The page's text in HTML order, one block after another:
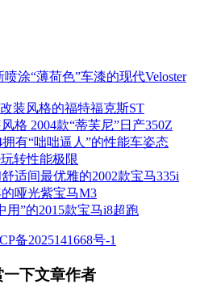
涂“薄荷色”车漆的现代Veloster
装风格的福特福克斯ST
格 2004款“蒂芙尼”日产350Z
有“咄咄逼人”的性能车姿态
转性能极限
适间最优雅的2002款宝马335i
哑光紫宝马M3
用”的2015款宝马i8超跑
备2025141668号-1
下文章作者